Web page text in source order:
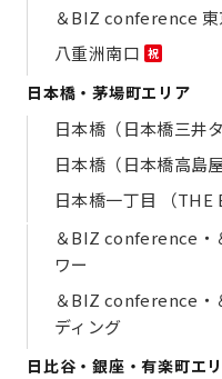
＆BIZ conference 東
八重洲南口 祝
日本橋・茅場町エリア
日本橋（日本橋三井タ
日本橋（日本橋高島
日本橋一丁目 （THE
＆BIZ conference・
ワー
＆BIZ conference・
ディング
日比谷・銀座・有楽町エ